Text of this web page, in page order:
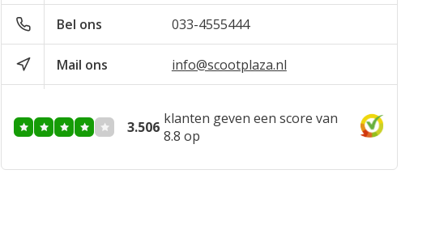
jos, Hierden
heel goed we hadden al een hele goede ervaring bij de aankoop
van mijn scootje, en nu bij de aanschaf van mijn rollator ook
alleen maar positief: snelle levering, keurig verpakt, goed in
elkaar te zetten en hij voldoet heel goed. dus een goede
Geplaatst op 27/04/2022
Bel ons 033-4555444
Mail ons info@scootplaza.nl
3.506 klanten geven een score van
8.8 op